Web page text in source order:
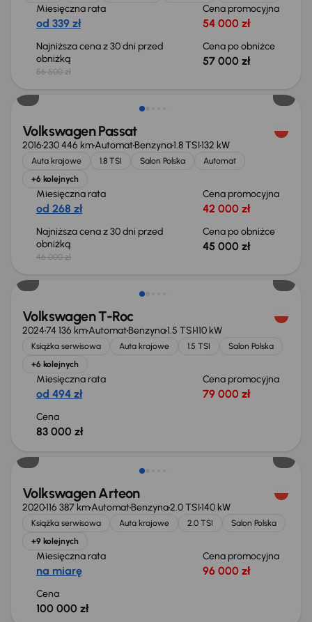
Miesięczna rata
od 339 zł
Cena promocyjna
54 000 zł
Najniższa cena z 30 dni przed
obniżką
56 500 zł
Cena po obniżce
57 000 zł
Taniej o 1 000 zł
Volkswagen Passat
2016230 446 kmAutomatBenzyna1.8 TSI132 kW
Auta krajowe 1.8 TSI Salon Polska
Automat
+6 kolejnych
Miesięczna rata
od 268 zł
Cena promocyjna
42 000 zł
Najniższa cena z 30 dni przed
obniżką
46 000 zł
Cena po obniżce
45 000 zł
Volkswagen T-Roc
202474 136 kmAutomatBenzyna1.5 TSI110 kW
Książka serwisowa Auta krajowe 1.5 TSI
Salon Polska
+6 kolejnych
Miesięczna rata
od 494 zł
Cena promocyjna
79 000 zł
Cena
83 000 zł
Możliwość odliczenia VAT
Volkswagen Arteon
2020116 387 kmAutomatBenzyna2.0 TSI140 kW
Książka serwisowa Auta krajowe 2.0 TSI
Salon Polska
+9 kolejnych
Miesięczna rata
na miarę
Cena promocyjna
96 000 zł
Cena
100 000 zł